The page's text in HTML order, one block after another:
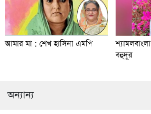
আমার মা : শেখ হাসিনা এমপি
বহুদূর
অন্যান্য